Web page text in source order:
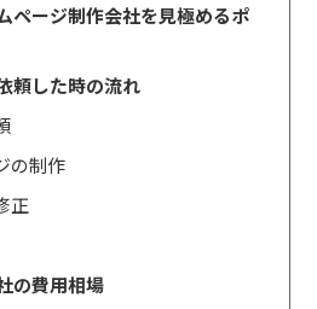
ページ制作会社を見極めるポ
頼した時の流れ
の制作
正
の費用相場